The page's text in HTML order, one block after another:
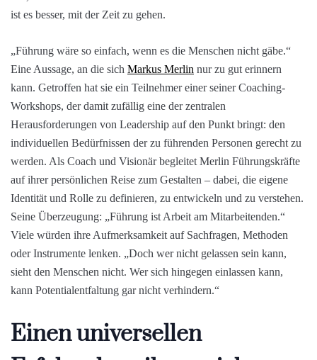
Eine Aussage, an die sich Markus Merlinnur zu gut erinnern
kann. Getroffen hat sie ein Teilnehmer einer seiner Coaching-
Workshops, der damit zufällig eine der zentralen
Herausforderungen von Leadership auf den Punkt bringt: den
individuellen Bedürfnissen der zu führenden Personen gerecht zu
werden. Als Coach und Visionär begleitet Merlin Führungskräfte
auf ihrer persönlichen Reise zum Gestalten – dabei, die eigene
Identität und Rolle zu definieren, zu entwickeln und zu verstehen.
Seine Überzeugung: „Führung ist Arbeit am Mitarbeitenden.“
Viele würden ihre Aufmerksamkeit auf Sachfragen, Methoden
oder Instrumente lenken. „Doch wer nicht gelassen sein kann,
sieht den Menschen nicht. Wer sich hingegen einlassen kann,
kann Potentialentfaltung gar nicht verhindern.“
Erfolgsplan gibt es nicht